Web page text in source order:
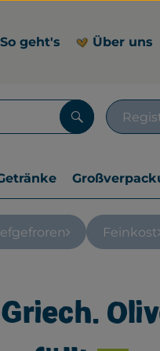
So geht's Über uns
Suchen
Feinkost
Griech.
zu Favouriten hinzufügen